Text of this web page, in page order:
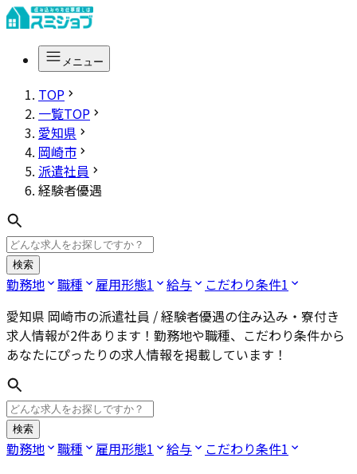
メニュー
TOP
一覧TOP
愛知県
岡崎市
派遣社員
経験者優遇
検索
勤務地 職種 雇用形態1 給与 こだわり条件1
愛知県 岡崎市の派遣社員 / 経験者優遇の住み込み・寮付き
求人情報が2件あります！勤務地や職種、こだわり条件から
あなたにぴったりの求人情報を掲載しています！
検索
勤務地 職種 雇用形態1 給与 こだわり条件1